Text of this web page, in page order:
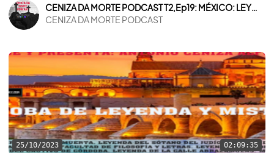
CENIZA DA MORTE PODCAST T2,Ep19: MÉXICO: LEYENDAS Y MISTERIOS
CENIZA DA MORTE PODCAST
25/10/2023 02:09:35